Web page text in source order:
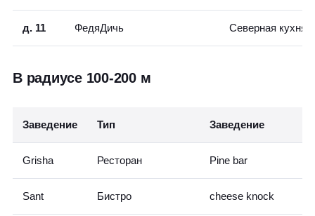
д. 11 ФедяДичь Северная кухня
В радиусе 100-200 м
Заведение Тип Заведение
Grisha Ресторан Pine bar
Sant Бистро cheese knock